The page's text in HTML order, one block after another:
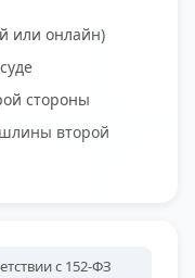
или онлайн)
стороны
второй
с 152-ФЗ